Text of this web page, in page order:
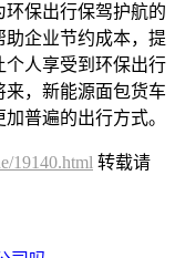
保出行保驾护航的
企业节约成本，提
个人享受到环保出行
，新能源面包货车
普遍的出行方式。
19140.html 转载请